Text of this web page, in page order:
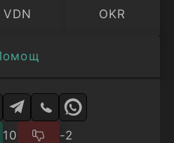
VDN OKR
10 -2